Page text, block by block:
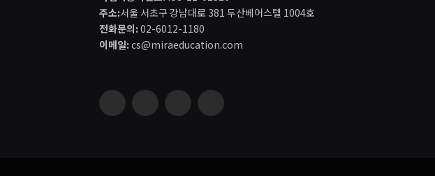
주소:서울 서초구 강남대로 381 두산베어스텔 1004호
전화문의: 02-6012-1180
이메일: cs@miraeducation.com
InstagramVimeo YouTube RSS